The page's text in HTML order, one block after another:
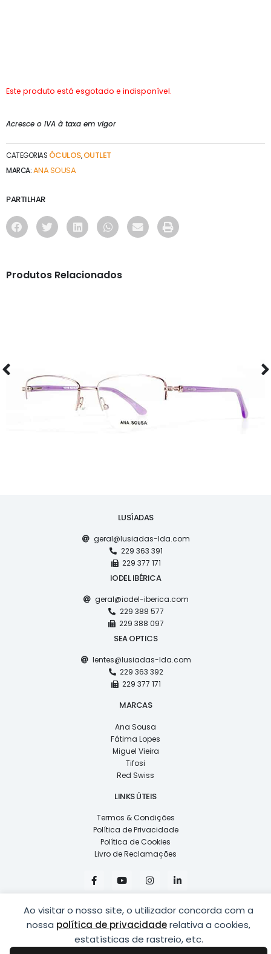
Ao visitar o nosso site, o utilizador concorda com a
nossa política de privacidaderelativa a cookies,
estatísticas de rastreio, etc.
Este produto está esgotado e indisponível.
Acresce o IVA à taxa em vigor
CATEGORIAS ÓCULOS,OUTLET
MARCA:ANA SOUSA
PARTILHAR
Produtos Relacionados
LUSÍADAS
geral@lusiadas-lda.com
229 363 391
229 377 171
IODEL IBÉRICA
geral@iodel-iberica.com
229 388 577
229 388 097
SEA OPTICS
lentes@lusiadas-lda.com
229 363 392
229 377 171
MARCAS
Ana Sousa
Fátima Lopes
Miguel Vieira
Tifosi
Red Swiss
LINKS ÚTEIS
Termos & Condições
Política de Privacidade
Política de Cookies
Livro de Reclamações
F
a
c
b
o
o
k
-
Y
o
u
u
b
e
I
n
s
a
g
r
a
m
i
n
e
d
i
n
-
COPYRIGHT © 2026LUSÍADAS, DISTRIBUIÇÃO DE ÓPTICAS, LDA.